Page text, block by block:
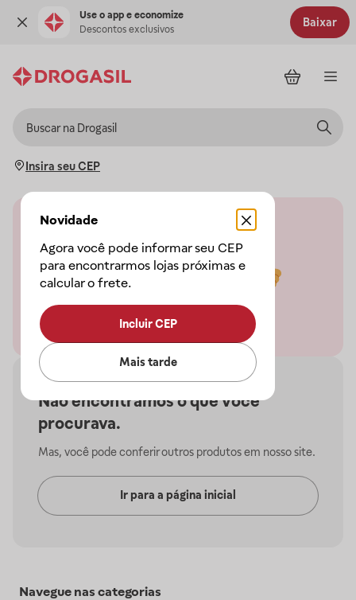
Use o app e economize
Descontos exclusivos
Baixar
Insira seu CEP
Novidade
Agora você pode informar seu CEP
para encontrarmos lojas próximas e
calcular o frete.
Incluir CEP
Mais tarde
Não encontramos o que você
procurava.
Mas, você pode conferir outros produtos em nosso site.
Ir para a página inicial
Navegue nas categorias